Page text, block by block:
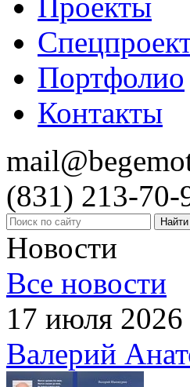
Портфолио
Контакты
(831) 213-70-
Новости
Все новости
17 июля 2026
Валерий